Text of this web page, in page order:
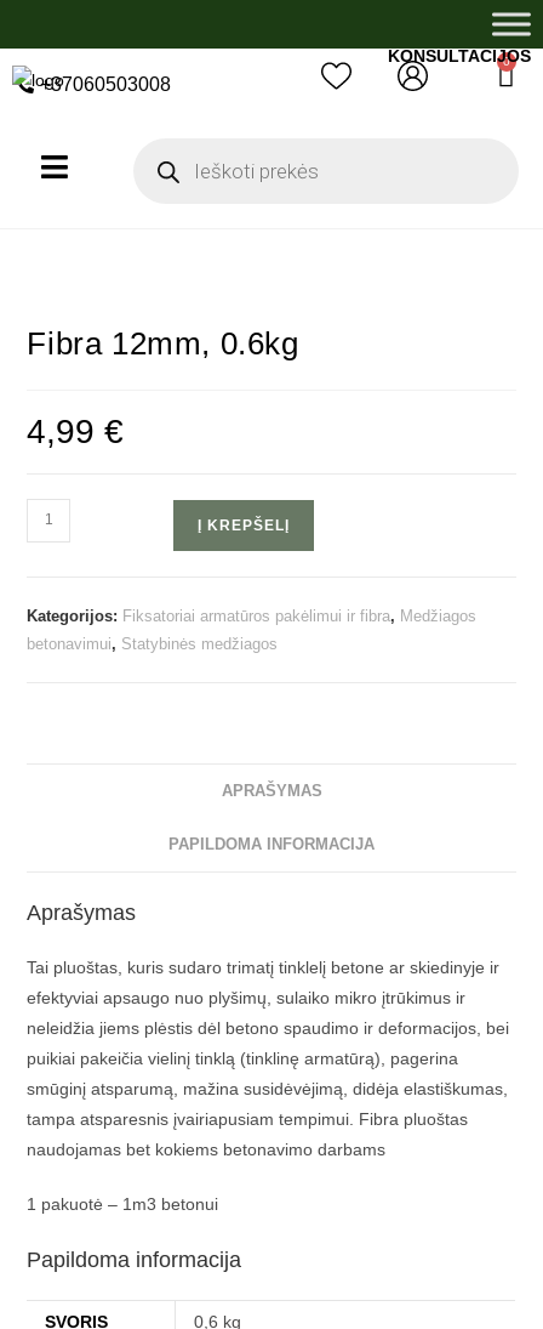
0
KONSULTACIJOS
+37060503008
Fibra 12mm, 0.6kg
4,99€
Į KREPŠELĮ
Kategorijos: Fiksatoriai armatūros pakėlimui ir fibra, Medžiagos
betonavimui, Statybinės medžiagos
APRAŠYMAS
PAPILDOMA INFORMACIJA
Aprašymas
Tai pluoštas, kuris sudaro trimatį tinklelį betone ar skiedinyje ir
efektyviai apsaugo nuo plyšimų, sulaiko mikro įtrūkimus ir
neleidžia jiems plėstis dėl betono spaudimo ir deformacijos, bei
puikiai pakeičia vielinį tinklą (tinklinę armatūrą), pagerina
smūginį atsparumą, mažina susidėvėjimą, didėja elastiškumas,
tampa atsparesnis įvairiapusiam tempimui. Fibra pluoštas
naudojamas bet kokiems betonavimo darbams
1 pakuotė – 1m3 betonui
Papildoma informacija
SVORIS 0,6 kg